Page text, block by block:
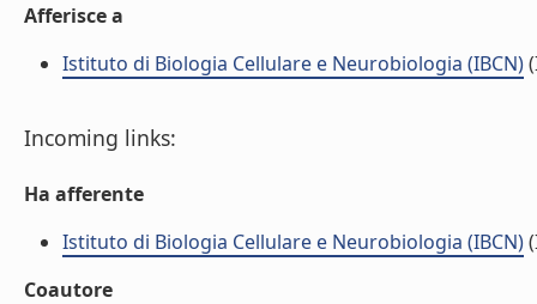
Afferisce a
Istituto di Biologia Cellulare e Neurobiologia (IBCN)
Incoming links:
Ha afferente
Istituto di Biologia Cellulare e Neurobiologia (IBCN)
Coautore